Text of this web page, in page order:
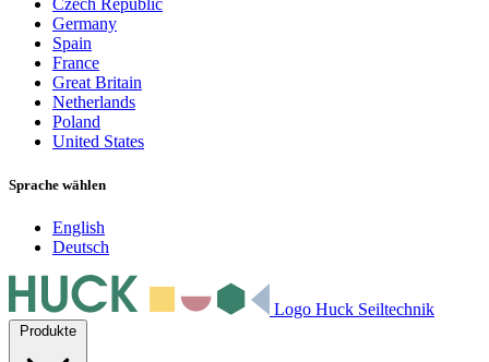
Czech Republic
Germany
Spain
France
Great Britain
Netherlands
Poland
United States
Sprache wählen
English
Deutsch
Logo Huck Seiltechnik
Produkte